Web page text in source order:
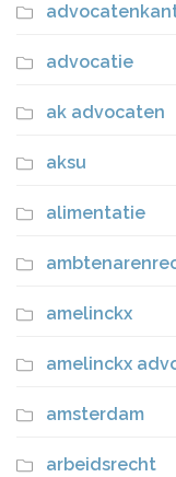
advocatie
ak advocaten
aksu
alimentatie
amelinckx
amelinckx
amsterdam
arbeidsrecht